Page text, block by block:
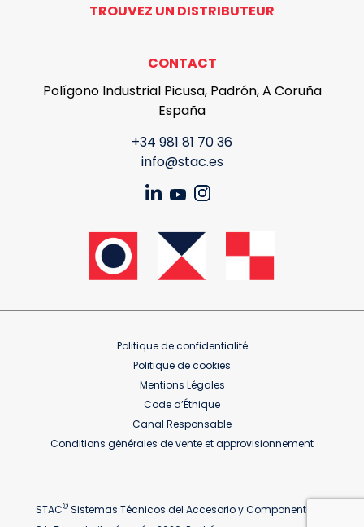
TROUVEZ UN DISTRIBUTEUR
CONTACT
Polígono Industrial Picusa, Padrón, A Coruña
España
+34 981 81 70 36
info@stac.es
Politique de confidentialité
Politique de cookies
Mentions Légales
Code d’Éthique
Canal Responsable
Conditions générales de vente et approvisionnement
STAC© Sistemas Técnicos del Accesorio y Componentes